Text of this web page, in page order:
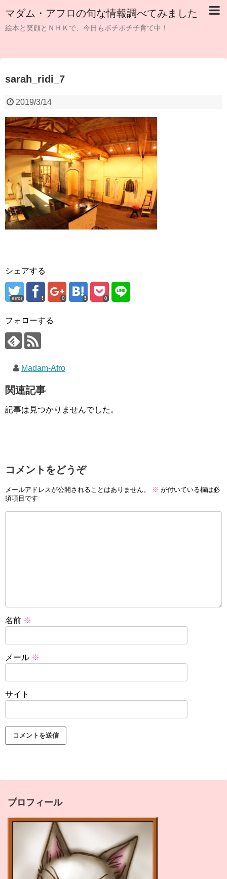
マダム・アフロの旬な情報調べてみました
絵本と笑顔とＮＨＫで、今日もボチボチ子育て中！
sarah_ridi_7
2019/3/14
シェアする
error 0 0
フォローする
Madam-Afro
関連記事
記事は見つかりませんでした。
コメントをどうぞ
メールアドレスが公開されることはありません。 ※ が付いている欄は必
須項目です
名前 ※
メール ※
サイト
プロフィール